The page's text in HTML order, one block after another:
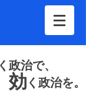
く 政治で、
効 く 政治を。